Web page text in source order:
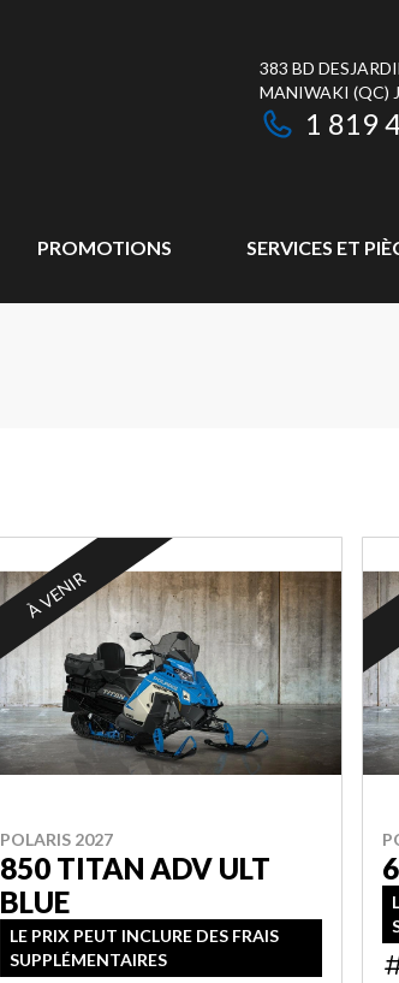
383 BD
MANIWAKI (QC)
1 819
PROMOTIONS SERVICES ET
À VENIR
POLARIS 2027
850 TITAN ADV ULT
BLUE
LE PRIX PEUT INCLURE DES FRAIS
SUPPLÉMENTAIRES